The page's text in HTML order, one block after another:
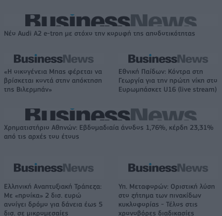
Νέο Audi A2 e-tron με στόχο την κορυφή της αποδοτικότητας
«Η οικογένεια Μπας φέρεται να
βρίσκεται κοντά στην απόκτηση
της Βιλερμπάν»
Εθνική Παίδων: Κόντρα στη
Γεωργία για την πρώτη νίκη στο
Ευρωμπάσκετ U16 (live stream)
Χρηματιστήριο Αθηνών: Εβδομαδιαία άνοδος 1,76%, κέρδη 23,31%
από τις αρχές του έτους
Ελληνική Αναπτυξιακή Τράπεζα:
Με «προίκα» 2 δισ. ευρώ
ανοίγει δρόμο για δάνεια έως 5
δισ. σε μικρομεσαίες
Υπ. Μεταφορών: Οριστική λύση
στο ζήτημα των πινακίδων
κυκλοφορίας - Τέλος στις
χρονοβόρες διαδικασίες